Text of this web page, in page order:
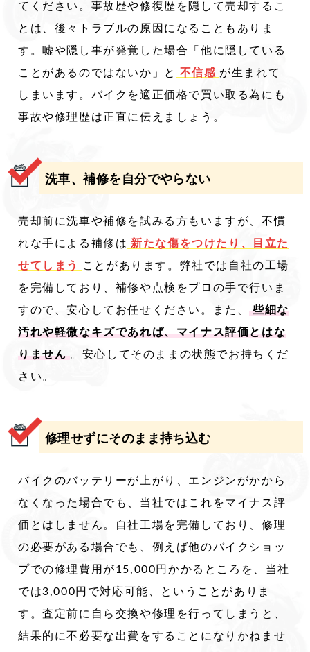
てください。事故歴や修復歴を隠して売却するこ
とは、後々トラブルの原因になることもありま
す。嘘や隠し事が発覚した場合「他に隠している
ことがあるのではないか」と
不信感 が生まれて
しまいます。バイクを適正価格で買い取る為にも
事故や修理歴は正直に伝えましょう。
洗車、補修を自分でやらない
売却前に洗車や補修を試みる方もいますが、不慣
れな手による補修は 新たな傷をつけたり、目立た
せてしまう
ことがあります。弊社では自社の工場
を完備しており、補修や点検をプロの手で行いま
すので、安心してお任せください。また、 些細な
汚れや軽微なキズであれば、マイナス評価とはな
りません 。安心してそのままの状態でお持ちくだ
さい。
修理せずにそのまま持ち込む
バイクのバッテリーが上がり、エンジンがかから
なくなった場合でも、当社ではこれをマイナス評
価とはしません。自社工場を完備しており、修理
の必要がある場合でも、例えば他のバイクショッ
プでの修理費用が15,000円かかるところを、当社
では3,000円で対応可能、ということがありま
す。査定前に自ら交換や修理を行ってしまうと、
結果的に不必要な出費をすることになりかねませ